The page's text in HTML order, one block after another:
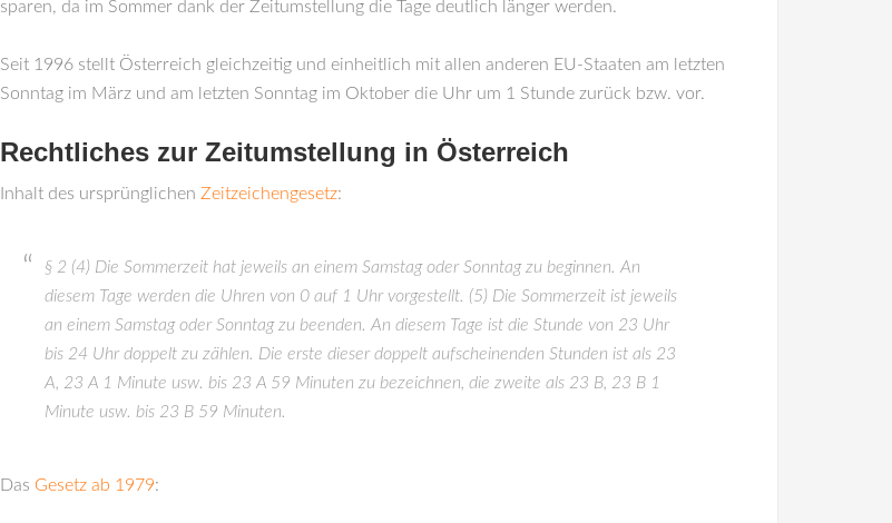
sparen, da im Sommer dank der Zeitumstellung die Tage deutlich länger werden.
Seit 1996 stellt Österreich gleichzeitig und einheitlich mit allen anderen EU-Staaten am letzten
Sonntag im März und am letzten Sonntag im Oktober die Uhr um 1 Stunde zurück bzw. vor.
Rechtliches zur Zeitumstellung in Österreich
Inhalt des ursprünglichen Zeitzeichengesetz:
§ 2 (4) Die Sommerzeit hat jeweils an einem Samstag oder Sonntag zu beginnen. An
diesem Tage werden die Uhren von 0 auf 1 Uhr vorgestellt. (5) Die Sommerzeit ist jeweils
an einem Samstag oder Sonntag zu beenden. An diesem Tage ist die Stunde von 23 Uhr
bis 24 Uhr doppelt zu zählen. Die erste dieser doppelt aufscheinenden Stunden ist als 23
A, 23 A 1 Minute usw. bis 23 A 59 Minuten zu bezeichnen, die zweite als 23 B, 23 B 1
Minute usw. bis 23 B 59 Minuten.
Das Gesetz ab 1979: